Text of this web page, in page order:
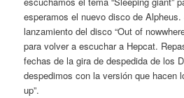
esperamos el nuevo disco de
lanzamiento del disco “Out of
para volver a escuchar a Hepcat.
fechas de la gira de despedida de los
despedimos con la versión que hacen
up”.